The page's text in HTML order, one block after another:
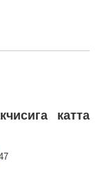
катта